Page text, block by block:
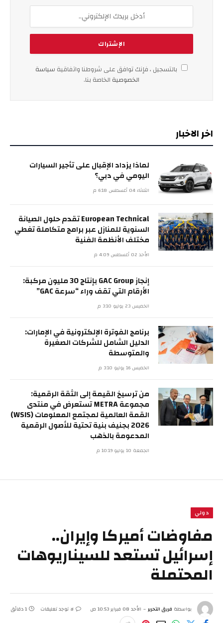
بالتسجيل ، فإنك توافق على شروطنا واتفاقية سياسة
الخصوصية الخاصة بنا.
اخر الاخبار
لماذا يزداد الإقبال على تأجير السيارات
اليومي في دبي؟
الثلاثاء 04 أغسطس 6:18 م
European Technical تقدم حلول الصيانة
السنوية للمنازل عبر برامج متكاملة تغطي
مختلف الأنظمة الفنية
الأحد 02 أغسطس 4:09 م
إنجاز GAC Group بإنتاج 30 مليون مركبة:
الأرقام التي تقف وراء “سرعة GAC”
الخميس 23 يوليو 3:10 م
برنامج الفوترة الإلكترونية في الإمارات:
الدليل الشامل للشركات الصغيرة
والمتوسطة
الخميس 16 يوليو 3:10 م
من ترسيخ القيمة إلى الثقة الرقمية:
مجموعة METRA تستعرض في منتدى
القمة العالمية لمجتمع المعلومات (WSIS)
2026 بجنيف بنية تحتية للأصول الرقمية
المدعومة بالذهب
الجمعة 10 يوليو 10:19 م
دولي
مفاوضات أميركا وإيران..
إسرائيل تستعد للسيناريوهات
المحتملة
بواسطة فريق التحرير الأحد 08 فبراير 10:53 ص لا توجد تعليقات 1 دقائق